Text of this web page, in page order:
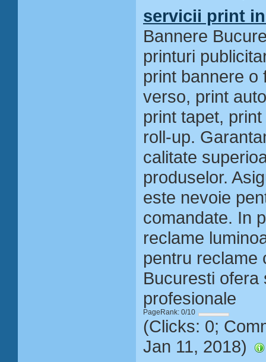
servicii print
Bannere
printuri
print bannere o
verso, print
print tapet,
roll-up.
calitate
produselor.
este nevoie
comandate. In
reclame
pentru reclame
Bucuresti ofera
profesionale
PageRank: 0/10
(Clicks: 0;
Jan 11, 2018)